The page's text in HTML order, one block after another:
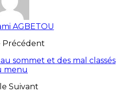
AGBETOU
Précédent
sommet et des mal classés
menu
Suivant